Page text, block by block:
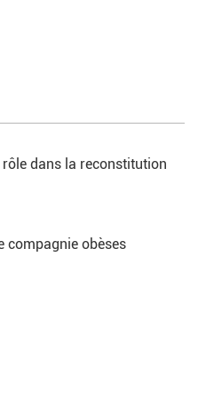
dans la reconstitution
compagnie obèses